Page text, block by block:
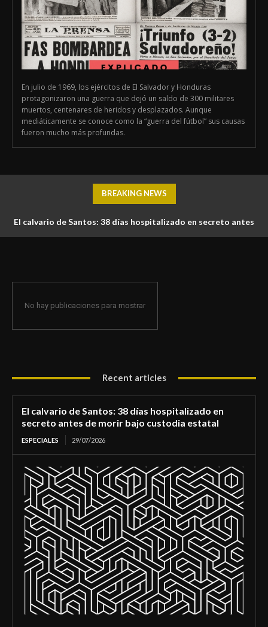
En julio de 1969, los ejércitos de El Salvador y Honduras
protagonizaron una guerra que dejó un saldo de 300 militares
muertos, centenares de heridos y desplazados. Aunque
mediáticamente se conoce como la “guerra del fútbol” sus causas
fueron mucho más profundas.
BREAKING NEWS
El calvario de Santos: 38 días hospitalizado en secreto antes
No hay publicaciones para mostrar
Recent articles
El calvario de Santos: 38 días hospitalizado en
secreto antes de morir bajo custodia estatal
ESPECIALES 29/07/2026